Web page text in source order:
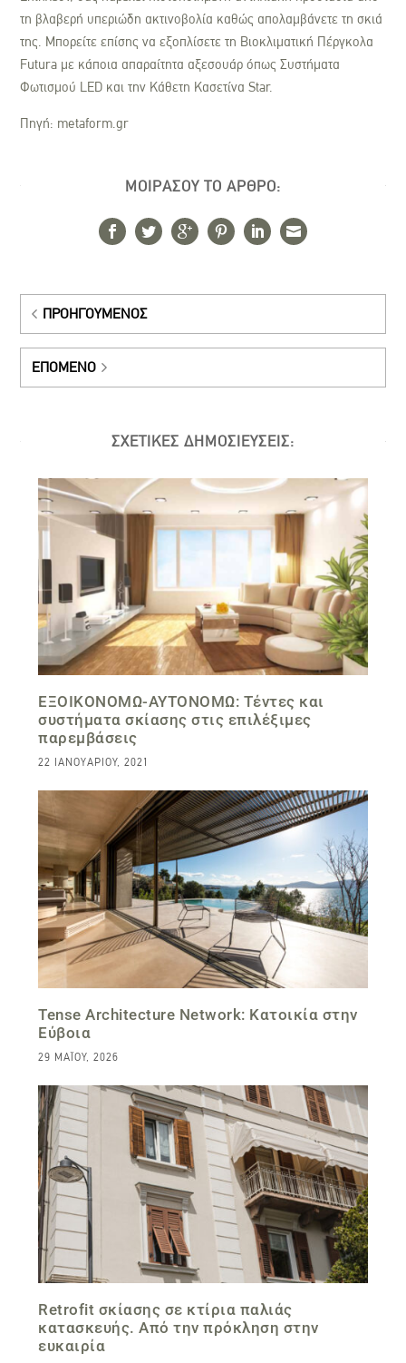
τη βλαβερή υπεριώδη ακτινοβολία καθώς απολαμβάνετε τη σκιά
της. Μπορείτε επίσης να εξοπλίσετε τη Βιοκλιματική Πέργκολα
Futura με κάποια απαραίτητα αξεσουάρ όπως Συστήματα
Φωτισμού LED και την Κάθετη Κασετίνα Star.
Πηγή: metaform.gr
ΜΟΙΡΑΣΟΥ ΤΟ ΑΡΘΡΟ:
ΠΡΟΗΓΟΎΜΕΝΟΣ
ΕΠΌΜΕΝΟ
ΣΧΕΤΙΚΕΣ ΔΗΜΟΣΙΕΥΣΕΙΣ:
ΕΞΟΙΚΟΝΟΜΩ-ΑΥΤΟΝΟΜΩ: Τέντες και
συστήματα σκίασης στις επιλέξιμες
παρεμβάσεις
22 ΙΑΝΟΥΑΡΊΟΥ, 2021
Tense Architecture Network: Κατοικία στην
Εύβοια
29 ΜΑΪ́ΟΥ, 2026
Retrofit σκίασης σε κτίρια παλιάς
κατασκευής. Από την πρόκληση στην
ευκαιρία